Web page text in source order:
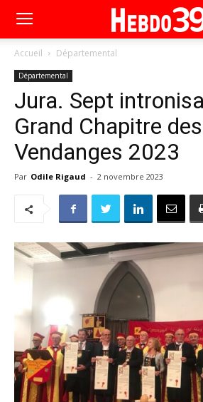
Accueil Départemental
Départemental
Jura. Sept
Grand Chapitre des
Vendanges 2023
Par Odile Rigaud - 2 novembre 2023